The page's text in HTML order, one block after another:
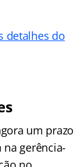
detalhes do
um prazo
na gerência-